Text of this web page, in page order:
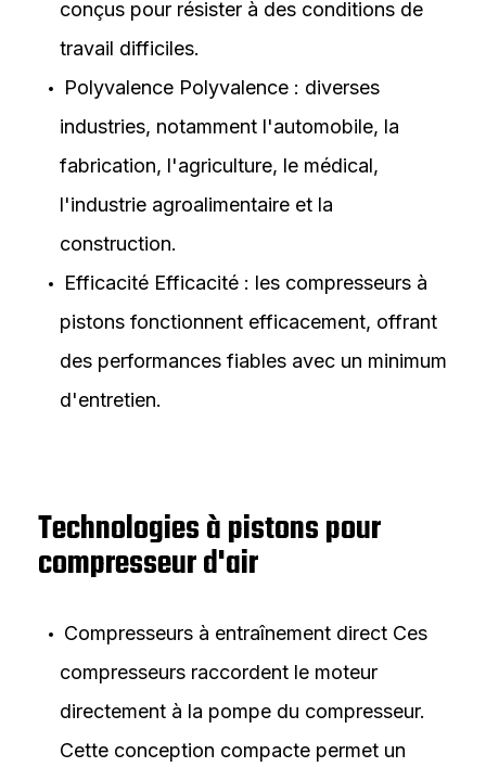
conçus pour résister à des conditions de
travail difficiles.
Polyvalence Polyvalence : diverses
industries, notamment l'automobile, la
fabrication, l'agriculture, le médical,
l'industrie agroalimentaire et la
construction.
Efficacité Efficacité : les compresseurs à
pistons fonctionnent efficacement, offrant
des performances fiables avec un minimum
d'entretien.
Technologies à pistons pour
compresseur d'air
Compresseurs à entraînement directCes
compresseurs raccordent le moteur
directement à la pompe du compresseur.
Cette conception compacte permet un